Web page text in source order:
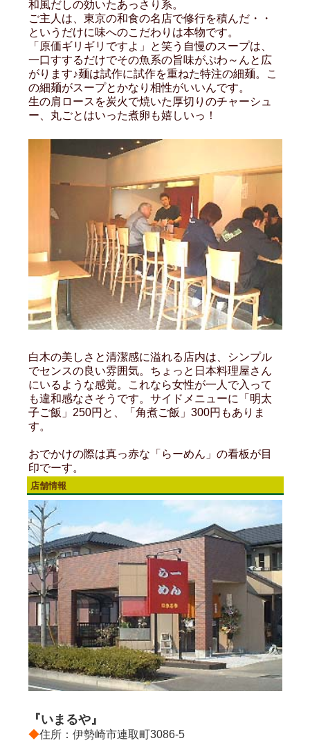
和風だしの効いたあっさり系。
ご主人は、東京の和食の名店で修行を積んだ・・
というだけに味へのこだわりは本物です。
「原価ギリギリですよ」と笑う自慢のスープは、
一口すするだけでその魚系の旨味がぷわ～んと広
がります♪麺は試作に試作を重ねた特注の細麺。こ
の細麺がスープとかなり相性がいいんです。
生の肩ロースを炭火で焼いた厚切りのチャーシュ
ー、丸ごとはいった煮卵も嬉しいっ！
白木の美しさと清潔感に溢れる店内は、シンプル
でセンスの良い雰囲気。ちょっと日本料理屋さん
にいるような感覚。これなら女性が一人で入って
も違和感なさそうです。サイドメニューに「明太
子ご飯」250円と、「角煮ご飯」300円もありま
す。
おでかけの際は真っ赤な「らーめん」の看板が目
印でーす。
店舗情報
『いまるや』
◆住所：伊勢崎市連取町3086-5